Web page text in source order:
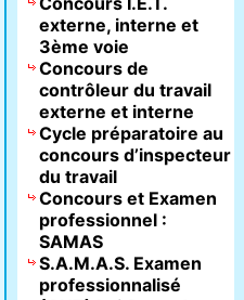
externe, interne et
3ème voie
Concours de
contrôleur du travail
externe et interne
Cycle préparatoire au
concours d’inspecteur
du travail
Concours et Examen
professionnel :
SAMAS
S.A.M.A.S. Examen
professionnalisé